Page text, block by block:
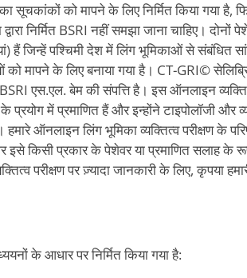
सूचकांकों को मापने के लिए निर्मित किया गया है,
निर्मित BSRI नहीं समझा जाना चाहिए। दोनों
हैं जिन्हें पश्चिमी देश में लिंग भूमिकाओं से संबंधित
मापने के लिए बनाया गया है। CT-GRI©
एस.एल. बेम की संपत्ति है। इस ऑनलाइन
के प्रयोग में प्रमाणित हैं और इन्होंने टाइपोलॉजी और
ऑनलाइन लिंग भूमिका व्यक्तित्व परीक्षण के
इसे किसी प्रकार के पेशेवर या प्रमाणित सलाह के
परीक्षण पर ज़्यादा जानकारी के लिए, कृपया
के आधार पर निर्मित किया गया है: